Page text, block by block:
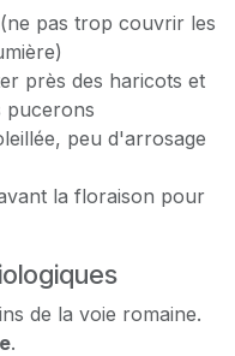
pas trop couvrir les
près des haricots et
pucerons
peu d'arrosage
la floraison pour
de la voie romaine.
.